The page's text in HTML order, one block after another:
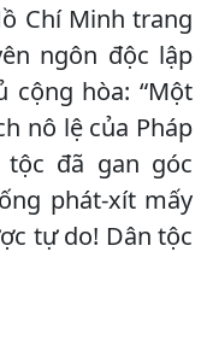
Chí Minh trang
ngôn độc lập
cộng hòa: “Một
nô lệ của Pháp
đã gan góc
phát-xít mấy
tự do! Dân tộc